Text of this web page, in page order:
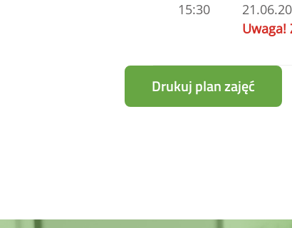
15:30
Uwaga!
Drukuj plan zajęć